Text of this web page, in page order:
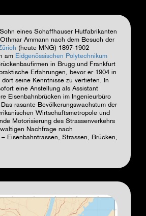
eines Schaffhauser Hutfabrikanten
Ammann nach dem Besuch der
(heute MNG) 1897-1902
am Eidgenössischen Polytechnikum
in Brugg und Frankfurt
Erfahrungen, bevor er 1904 in
seine Kenntnisse zu vertiefen. In
eine Anstellung als Assistant
Eisenbahnbrücken im Ingenieurbüro
rasante Bevölkerungswachstum der
Wirtschaftsmetropole und
Motorisierung des Strassenverkehrs
Nachfrage nach
– Eisenbahntrassen, Strassen, Brücken,